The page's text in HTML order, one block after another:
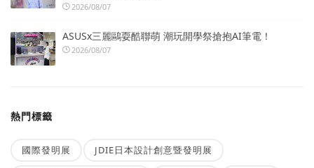
2026/08/07
ASUSx三麗鷗耍酷聯萌 潮玩開學祭搶抱AI筆電！
2026/08/07
熱門標籤
國際發明展 JDIE日本設計創意暨發明展